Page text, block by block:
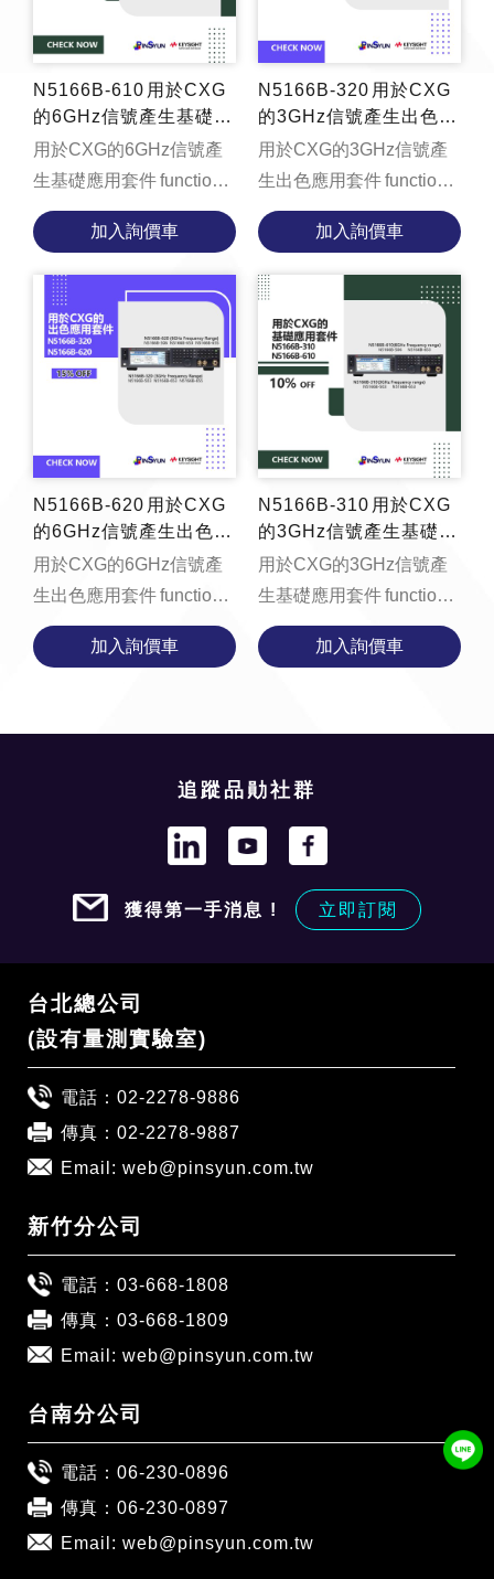
N5166B-610 用於CXG
的6GHz信號產生基礎應
用套件
用於CXG的6GHz信號產
生基礎應用套件 function
loadYouTubeVideo() {
const videoContainer =
document.getElementById('v...
加入詢價車
N5166B-320 用於CXG
的3GHz信號產生出色應
用套件
用於CXG的3GHz信號產
生出色應用套件 function
loadYouTubeVideo() {
const videoContainer =
document.getElementById('v...
加入詢價車
N5166B-620 用於CXG
的6GHz信號產生出色應
用套件
用於CXG的6GHz信號產
生出色應用套件 function
loadYouTubeVideo() {
const videoContainer =
加入詢價車
N5166B-310 用於CXG
的3GHz信號產生基礎應
用套件
用於CXG的3GHz信號產
生基礎應用套件 function
loadYouTubeVideo() {
const videoContainer =
加入詢價車
追蹤品勛社群
獲得第一手消息 ! 立即訂閱
台北總公司
(設有量測實驗室)
電話： 02-2278-9886
傳真：02-2278-9887
Email: web@pinsyun.com.tw
新竹分公司
電話： 03-668-1808
傳真：03-668-1809
Email: web@pinsyun.com.tw
台南分公司
電話： 06-230-0896
傳真：06-230-0897
Email: web@pinsyun.com.tw